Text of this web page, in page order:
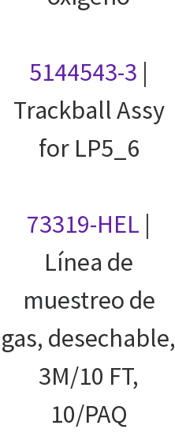
5144543-3 |
Trackball Assy
for LP5_6
73319-HEL |
Línea de
muestreo de
gas, desechable,
3M/10 FT,
10/PAQ